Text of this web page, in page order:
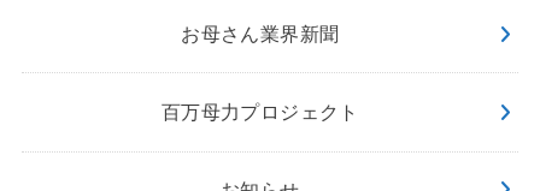
お母さん業界新聞
百万母力プロジェクト